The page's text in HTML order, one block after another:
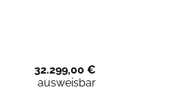
32.299,00 €
ausweisbar